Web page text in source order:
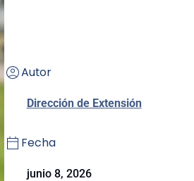
Autor
Dirección de Extensión
Fecha
junio 8, 2026